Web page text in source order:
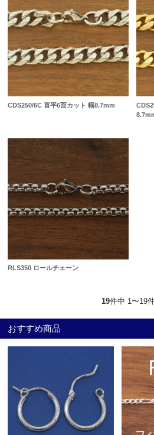
CDS250/6C 喜平6面カット 幅8.7mm
RLS350 ロールチェーン
19件中 1〜19
おすすめ商品